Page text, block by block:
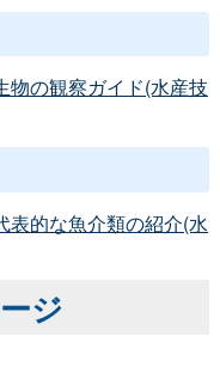
物の観察ガイド(水産技
表的な魚介類の紹介(水
ジ